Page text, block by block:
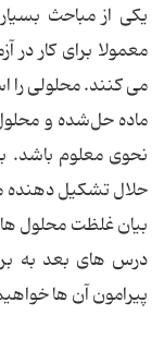
یکی از مباحث
معمولا برای کار در
می کنند. محلولی را
ماده حل‌شده و
نحوی معلوم باشد.
حلال تشکیل
بیان غلظت محلول
درس های بعد به
پیرامون آن ها